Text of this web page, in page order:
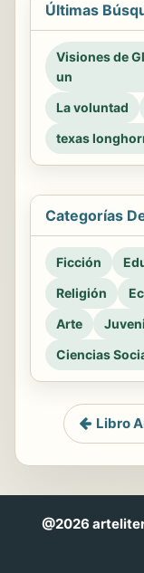
Últimas
Visiones de
un
La voluntad
texas
Categorías
Ficción
Religión
Arte
Ciencias
Libro
@2026